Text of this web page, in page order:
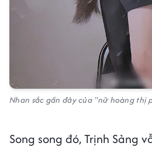
Nhan sắc gần đây của "nữ hoàng thị
Song song đó, Trịnh Sảng